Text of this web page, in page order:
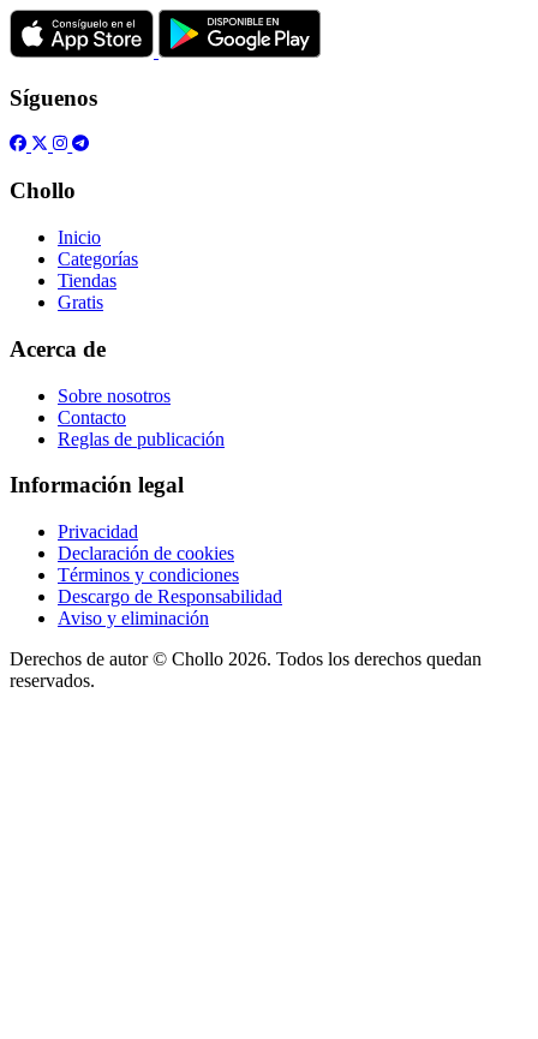
Síguenos
Chollo
Inicio
Categorías
Tiendas
Gratis
Acerca de
Sobre nosotros
Contacto
Reglas de publicación
Información legal
Privacidad
Declaración de cookies
Términos y condiciones
Descargo de Responsabilidad
Aviso y eliminación
Derechos de autor © Chollo 2026. Todos los derechos quedan
reservados.